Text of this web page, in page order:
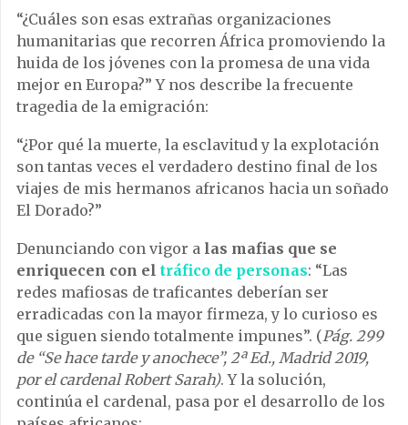
“¿Cuáles son esas extrañas organizaciones
humanitarias que recorren África promoviendo la
huida de los jóvenes con la promesa de una vida
mejor en Europa?” Y nos describe la frecuente
tragedia de la emigración:
“¿Por qué la muerte, la esclavitud y la explotación
son tantas veces el verdadero destino final de los
viajes de mis hermanos africanos hacia un soñado
El Dorado?”
Denunciando con vigor a las mafias que se
enriquecen con el tráfico de personas: “Las
redes mafiosas de traficantes deberían ser
erradicadas con la mayor firmeza, y lo curioso es
que siguen siendo totalmente impunes”. (Pág. 299
de “Se hace tarde y anochece”, 2ª Ed., Madrid 2019,
por el cardenal Robert Sarah). Y la solución,
continúa el cardenal, pasa por el desarrollo de los